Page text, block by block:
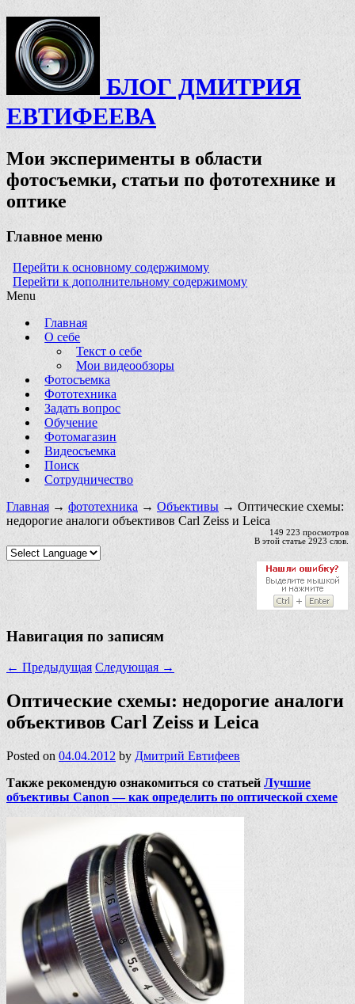
БЛОГ ДМИТРИЯ
ЕВТИФЕЕВА
Мои эксперименты в области
фотосъемки, статьи по фототехнике и
оптике
Главное меню
Перейти к основному содержимому
Перейти к дополнительному содержимому
Menu
Главная
О себе
Текст о себе
Мои видеообзоры
Фотосъемка
Фототехника
Задать вопрос
Обучение
Фотомагазин
Видеосъемка
Поиск
Сотрудничество
Главная → фототехника → Объективы → Оптические схемы:
недорогие аналоги объективов Carl Zeiss и Leica
149 223 просмотров
В этой статье 2923 слов.
Навигация по записям
← Предыдущая Следующая →
Оптические схемы: недорогие аналоги
объективов Carl Zeiss и Leica
Posted on 04.04.2012 by Дмитрий Евтифеев
Также рекомендую ознакомиться со статьей Лучшие
объективы Canon — как определить по оптической схеме